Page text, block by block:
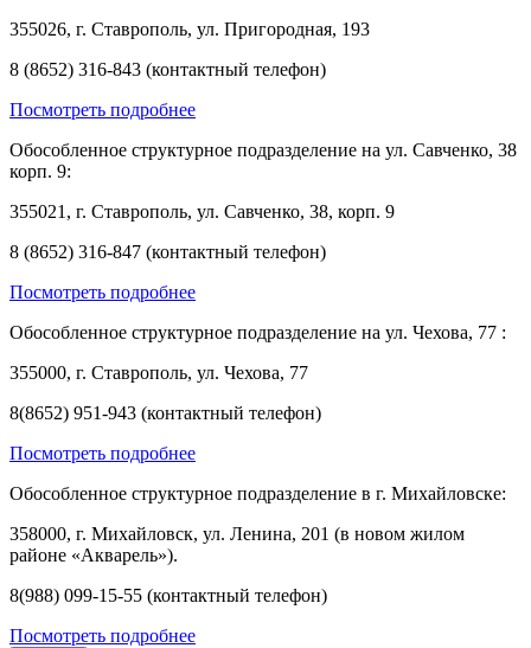
355026, г. Ставрополь, ул. Пригородная, 193
8 (8652) 316-843 (контактный телефон)
Посмотреть подробнее
Обособленное структурное подразделение на ул. Савченко, 38
корп. 9:
355021, г. Ставрополь, ул. Савченко, 38, корп. 9
8 (8652) 316-847 (контактный телефон)
Посмотреть подробнее
Обособленное структурное подразделение на ул. Чехова, 77 :
355000, г. Ставрополь, ул. Чехова, 77
8(8652) 951-943 (контактный телефон)
Посмотреть подробнее
Обособленное структурное подразделение в г. Михайловске:
358000, г. Михайловск, ул. Ленина, 201 (в новом жилом
районе «Акварель»).
8(988) 099-15-55 (контактный телефон)
Посмотреть подробнее